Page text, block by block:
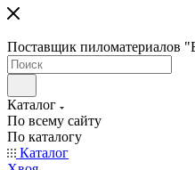
Поставщик пиломатериалов
Каталог
По всему сайту
По каталогу
Каталог